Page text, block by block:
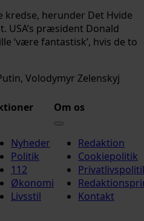
kredse, herunder Det Hvide
USA’s præsident Donald
‘være fantastisk’, hvis de to
Volodymyr Zelenskyj
Nyheder
Politik
112
Økonomi
Livsstil
Om os
Redaktion
Cookiepolitik
Kontakt